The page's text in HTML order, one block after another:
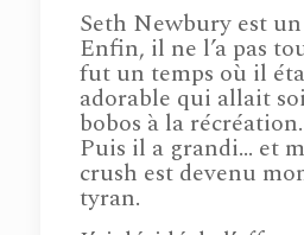
Seth Newbury est
Enfin, il ne l’a pas
fut un temps où il
adorable qui allait
bobos à la récréation.
Puis il a grandi… et
crush est devenu
tyran.